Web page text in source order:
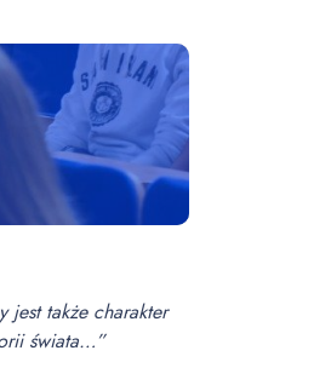
jest także charakter
świata…”